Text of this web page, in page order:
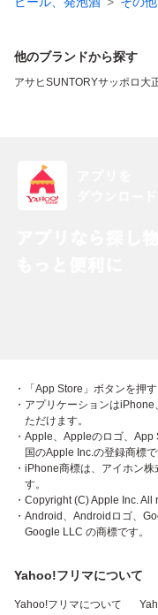
他のブランドから探す
アサヒSUNTORYサッポロ 大
・「App Store」ボタンを押
・アプリケーションは
ただけます。
・Apple、Appleのロゴ、
国のApple Inc.の登録商標で
・iPhone商標は、アイホン
す。
・Copyright (C) Apple Inc.
・Android、Androidロゴ、
Google LLC の商標です。
Yahoo!フリマについて
Yahoo!フリマについて